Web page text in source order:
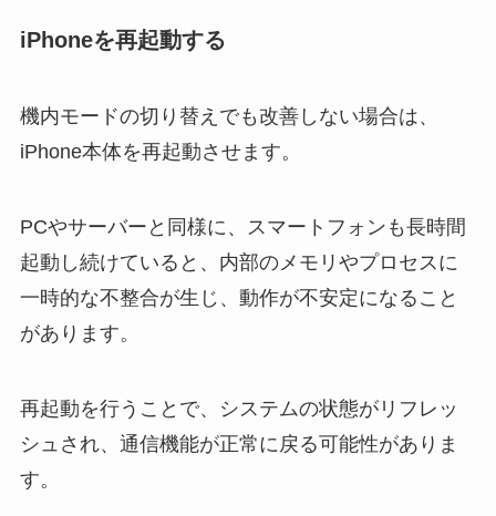
iPhoneを再起動する
機内モードの切り替えでも改善しない場合は、
iPhone本体を再起動させます。
PCやサーバーと同様に、スマートフォンも長時間
起動し続けていると、内部のメモリやプロセスに
一時的な不整合が生じ、動作が不安定になること
があります。
再起動を行うことで、システムの状態がリフレッ
シュされ、通信機能が正常に戻る可能性がありま
す。